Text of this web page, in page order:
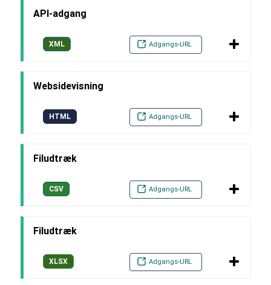
API-adgang
XML Adgangs-URL
Websidevisning
HTML Adgangs-URL
Filudtræk
CSV Adgangs-URL
Filudtræk
XLSX Adgangs-URL